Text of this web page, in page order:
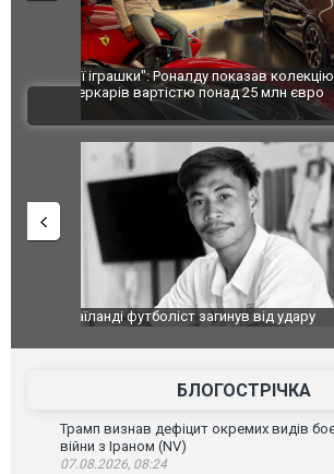
Huawei виходить на ринок
моделлю Stelato G9. ФОТО
ВІДЕО
Топпосадовцю Повітряних Сил
БЛОГОСТРІЧКА
Трамп визнав дефіцит окремих видів
війни з Іраном (NV)
07.08.2026, 08:24